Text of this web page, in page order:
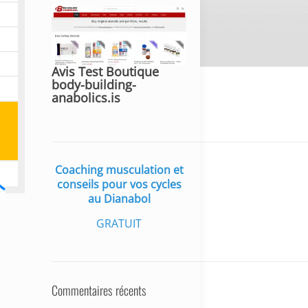
Avis Test Boutique
body-building-
anabolics.is
Coaching musculation et
conseils pour vos cycles
au Dianabol
GRATUIT
Commentaires récents